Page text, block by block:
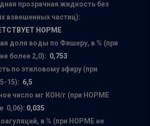
прозрачная жидкость без
взвешенных частиц):
НОРМЕ
доля воды по Фишеру, в % (при
более 2,0): 0,753
по этиловому эфиру (при
15): 6,5
число мг КОН/г (при НОРМЕ
0,06): 0,035
в % (при НОРМЕ не
Главная
О нас